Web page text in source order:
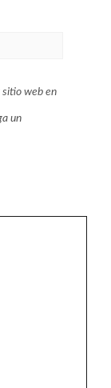
web en
un